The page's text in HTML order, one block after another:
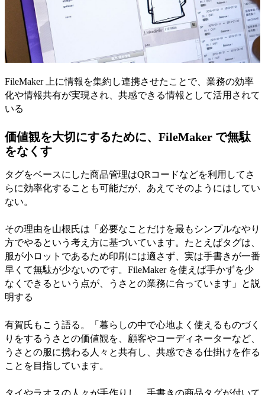
FileMaker 上に情報を集約し連携させたことで、業務の効率
化や情報共有が実現され、共感できる情報として活用されて
いる
価値観を大切にするために、FileMaker で無駄
をなくす
タグをベースにした商品管理はQRコードなどを利用してさ
らに効率化することも可能だが、あえてそのようにはしてい
ない。
その理由を山根氏は「必要なことだけを最もシンプルなやり
方でやるという考え方に基づいています。たとえばタグは、
服が小ロットであるため印刷には適さず、実は手書きが一番
早くて無駄が少ないのです。FileMaker を使えば手かずを少
なくできるという点が、うさとの業務に合っています」と説
明する
有賀氏もこう語る。「暮らしの中で心地よく使えるものづく
りをするうさとの価値観を、顧客やコーディネーターなど、
うさとの服に携わる人々と共有し、共感できる仕掛けを作る
ことを目指しています。